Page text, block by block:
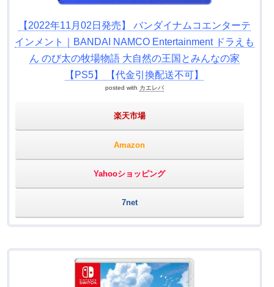
【2022年11月02日発売】 バンダイナムコエンターテ
インメント｜BANDAI NAMCO Entertainment ドラえも
ん のび太の牧場物語 大自然の王国とみんなの家
【PS5】 【代金引換配送不可】
posted with カエレバ
楽天市場
Amazon
Yahooショッピング
7net